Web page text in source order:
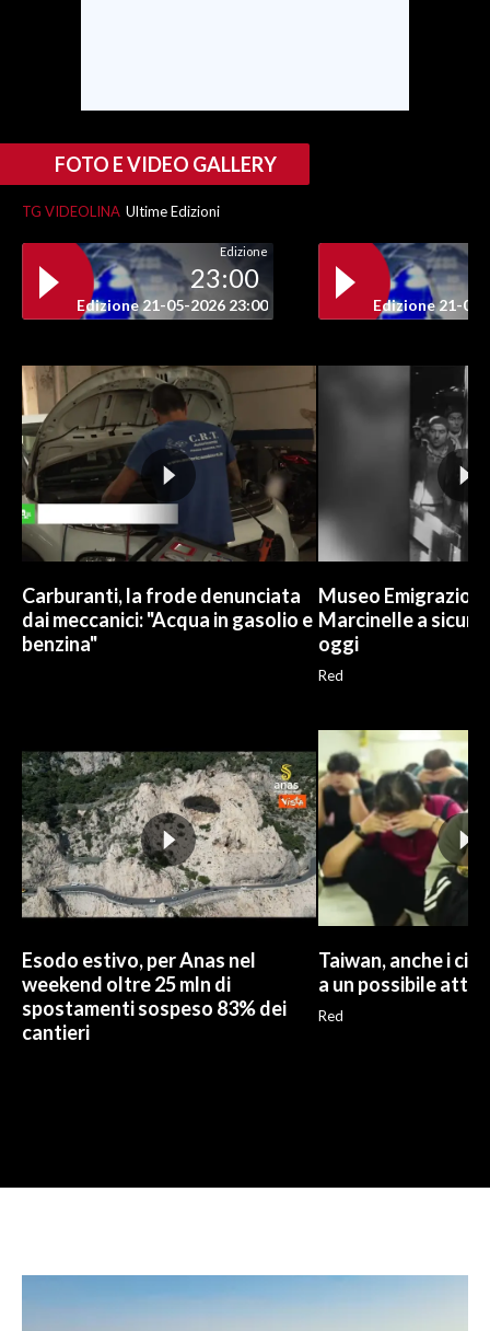
#CARAUNIONE
INSULARITÀ
ABBONATI
ANNUNCI
NECROLOGI
PUBBLICITÀ
SPIAGGE
STORE
FOTO E VIDEO GALLERY
TG VIDEOLINA Ultime Edizioni
Edizione
23:00
Edizione 21-05-2026 23:00 Edizione 21-05-
Carburanti, la frode denunciata
dai meccanici: "Acqua in gasolio e
benzina"
Museo
Marcinelle a
oggi
Red
Esodo estivo, per Anas nel
weekend oltre 25 mln di
spostamenti sospeso 83% dei
cantieri
Taiwan, anche i
a un possibile
Red